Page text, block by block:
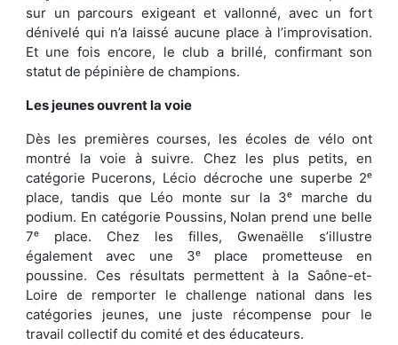
sur un parcours exigeant et vallonné, avec un fort
dénivelé qui n’a laissé aucune place à l’improvisation.
Et une fois encore, le club a brillé, confirmant son
statut de pépinière de champions.
Les jeunes ouvrent la voie
Dès les premières courses, les écoles de vélo ont
montré la voie à suivre. Chez les plus petits, en
catégorie Pucerons, Lécio décroche une superbe 2ᵉ
place, tandis que Léo monte sur la 3ᵉ marche du
podium. En catégorie Poussins, Nolan prend une belle
7ᵉ place. Chez les filles, Gwenaëlle s’illustre
également avec une 3ᵉ place prometteuse en
poussine. Ces résultats permettent à la Saône-et-
Loire de remporter le challenge national dans les
catégories jeunes, une juste récompense pour le
travail collectif du comité et des éducateurs.